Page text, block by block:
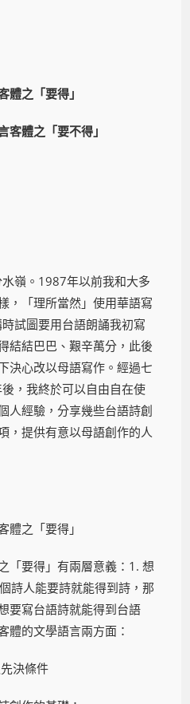
體之「要得」
客體之「要不得」
嶺。1987年以前我和大多
，「理所當然」使用華語寫
試圖要用台語朗誦我初寫
結結巴巴、艱辛萬分，此後
決心改以母語寫作。經過七
，我終於可以自由自在使
人經驗，分享幾些台語詩創
，提供有意以母語創作的人
體之「要得」
「要得」有兩層意義：1. 想
詩人能要詩就能得到詩，那
要寫台語詩就能得到台語
體的文學語言兩方面：
決條件